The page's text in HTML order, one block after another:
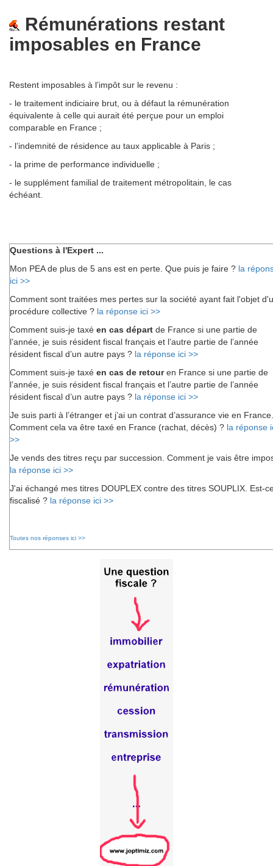
Rémunérations restant
imposables en France
Restent imposables à l’impôt sur le revenu :
- le traitement indiciaire brut, ou à défaut la rémunération
équivalente à celle qui aurait été perçue pour un emploi
comparable en France ;
- l’indemnité de résidence au taux applicable à Paris ;
- la prime de performance individuelle ;
- le supplément familial de traitement métropolitain, le cas
échéant.
Questions à l'Expert ...
Mon PEA de plus de 5 ans est en perte. Que puis je faire ? la
ici >>
Comment sont traitées mes pertes sur la société ayant fait l'objet
procédure collective ? la réponse ici >>
Comment suis-je taxé en cas départ de France si une partie de
l’année, je suis résident fiscal français et l’autre partie de l’année
résident fiscal d’un autre pays ? la réponse ici >>
Comment suis-je taxé en cas de retouren France si une partie de
l’année, je suis résident fiscal français et l’autre partie de l’année
résident fiscal d’un autre pays ? la réponse ici >>
Je suis parti à l’étranger et j’ai un contrat d’assurance vie en France.
Comment cela va être taxé en France (rachat, décès) ? la réponse
>>
Je vends des titres reçu par succession. Comment je vais être
la réponse ici >>
J'ai échangé mes titres DOUPLEX contre des titres SOUPLIX. Est-
fiscalisé ? la réponse ici >>
Toutes nos réponses ici >>